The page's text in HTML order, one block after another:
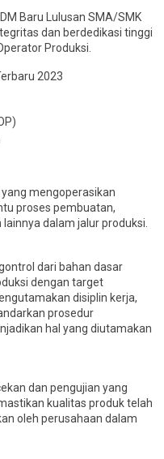
Baru Lulusan SMA/SMK
dan berdedikasi tinggi
Produksi.
2023
mengoperasikan
proses pembuatan,
dalam jalur produksi.
dari bahan dasar
dengan target
disiplin kerja,
prosedur
hal yang diutamakan
dan pengujian yang
kualitas produk telah
oleh perusahaan dalam